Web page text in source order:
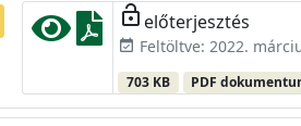
lock_open előterjesztés
event_available Feltöltve: 2022.
703 KB PDF